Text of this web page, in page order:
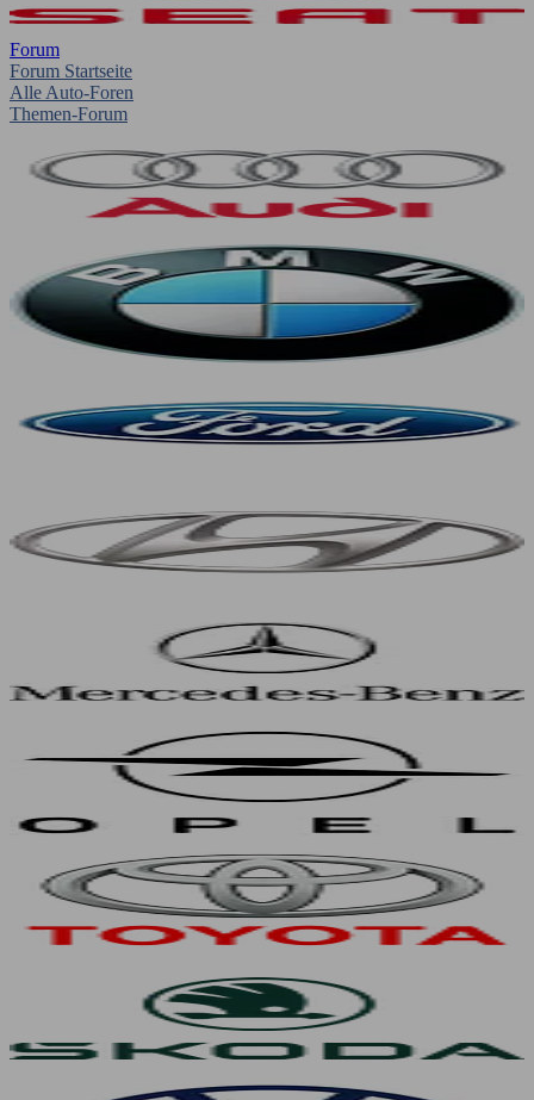
Forum
Forum Startseite
Alle Auto-Foren
Themen-Forum